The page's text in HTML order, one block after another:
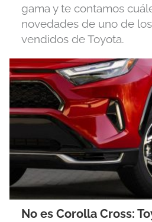
gama y te contamos
novedades de uno de
vendidos de Toyota.
No es Corolla Cross: